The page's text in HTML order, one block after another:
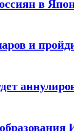
в
и